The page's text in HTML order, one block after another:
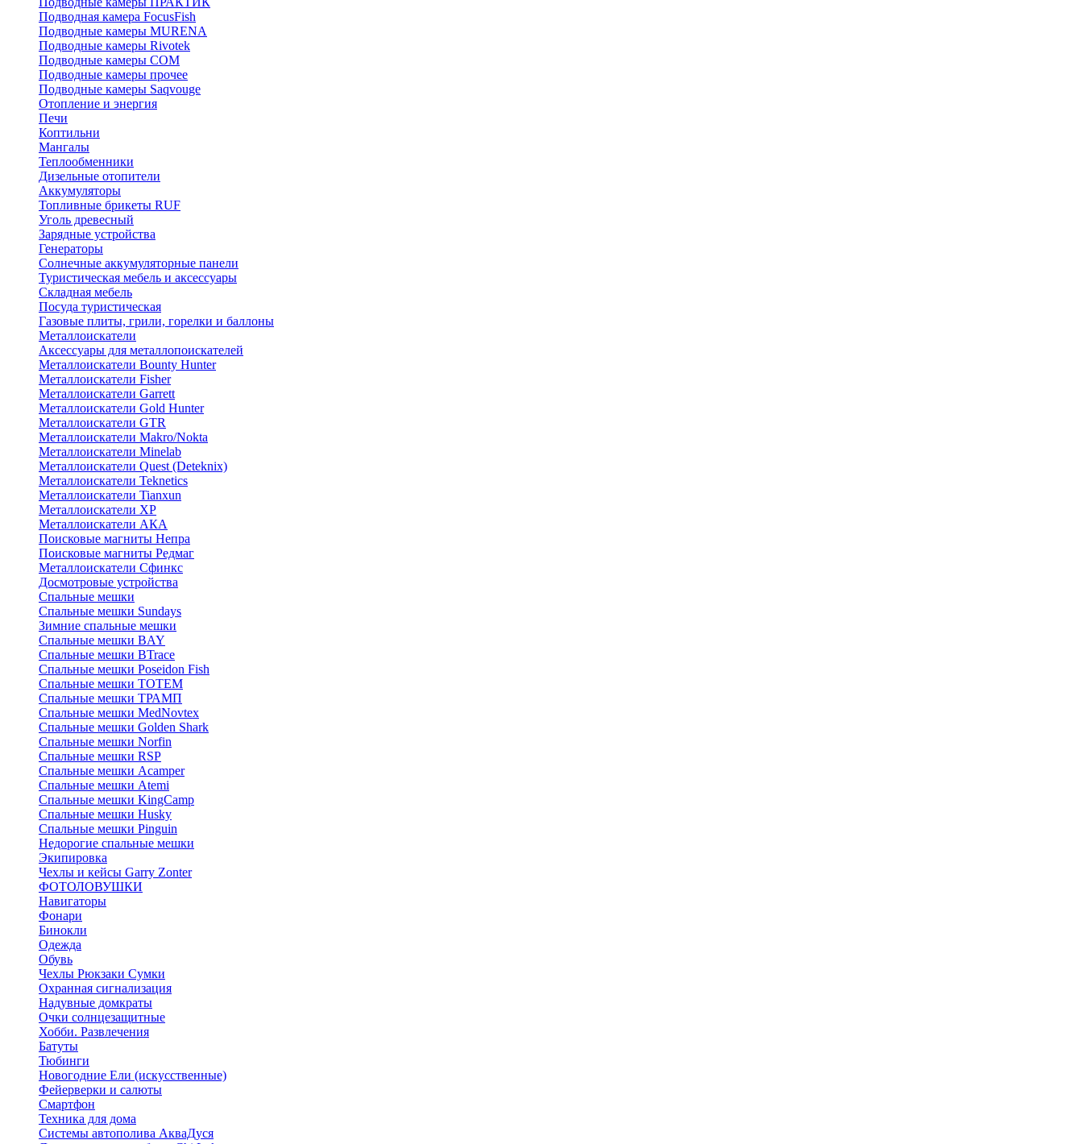
Подводная камера FocusFish
Подводные камеры MURENA
Подводные камеры Rivotek
Подводные камеры СОМ
Подводные камеры прочее
Подводные камеры Saqvouge
Отопление и энергия
Печи
Коптильни
Мангалы
Теплообменники
Дизельные отопители
Аккумуляторы
Топливные брикеты RUF
Уголь древесный
Зарядные устройства
Генераторы
Солнечные аккумуляторные панели
Туристическая мебель и аксессуары
Складная мебель
Посуда туристическая
Газовые плиты, грили, горелки и баллоны
Металлоискатели
Аксессуары для металлопоискателей
Металлоискатели Bounty Hunter
Металлоискатели Fisher
Металлоискатели Garrett
Металлоискатели Gold Hunter
Металлоискатели GTR
Металлоискатели Makro/Nokta
Металлоискатели Minelab
Металлоискатели Quest (Deteknix)
Металлоискатели Teknetics
Металлоискатели Tianxun
Металлоискатели XP
Металлоискатели АКА
Поисковые магниты Непра
Поисковые магниты Редмаг
Металлоискатели Сфинкс
Досмотровые устройства
Спальные мешки
Спальные мешки Sundays
Зимние спальные мешки
Спальные мешки BAY
Спальные мешки BTrace
Спальные мешки Poseidon Fish
Спальные мешки ТОТЕМ
Спальные мешки ТРАМП
Cпальные мешки MedNovtex
Спальные мешки Golden Shark
Спальные мешки Norfin
Спальные мешки RSP
Спальные мешки Acamper
Спальные мешки Atemi
Спальные мешки KingCamp
Спальные мешки Husky
Спальные мешки Pinguin
Недорогие спальные мешки
Экипировка
Чехлы и кейсы Garry Zonter
ФОТОЛОВУШКИ
Навигаторы
Фонари
Бинокли
Одежда
Обувь
Чехлы Рюкзаки Сумки
Охранная сигнализация
Надувные домкраты
Очки солнцезащитные
Хобби. Развлечения
Батуты
Тюбинги
Новогодние Ели (искусственные)
Фейерверки и салюты
Смартфон
Техника для дома
Системы автополива АкваДуся